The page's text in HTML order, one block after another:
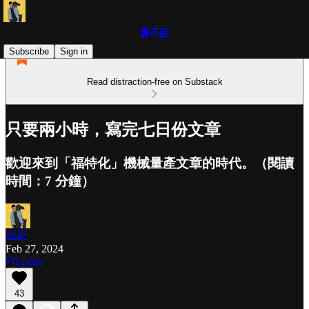
書不起
Subscribe
Sign in
Read distraction-free on Substack
只要兩小時，寫完七日份文章
歡迎來到「福特化」機械量產文章的時代。（閱讀
時間：7 分鐘）
加恩
Feb 27, 2024
Listen
43